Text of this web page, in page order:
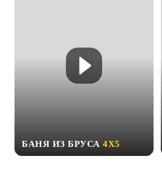
БАНЯ ИЗ БРУСА 4Х5